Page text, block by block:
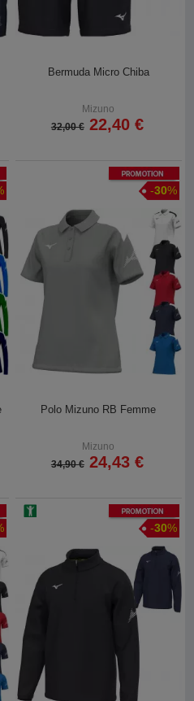
Bermuda Micro Chiba
Mizuno
32,00 € 22,40 €
Promotion
-30%
Polo Mizuno RB Femme
Mizuno
34,90 € 24,43 €
Promotion
-30%